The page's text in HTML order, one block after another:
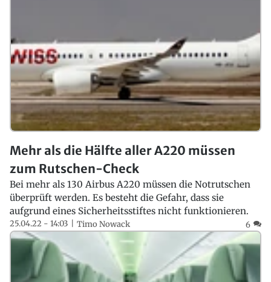
Mehr als die Hälfte aller A220 müssen
zum Rutschen-Check
Bei mehr als 130 Airbus A220 müssen die Notrutschen
überprüft werden. Es besteht die Gefahr, dass sie
aufgrund eines Sicherheitsstiftes nicht funktionieren.
25.04.22 - 14:03 Timo Nowack 6